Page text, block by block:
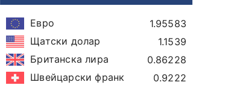
Евро
1.95583
Щатски долар
1.1539
Британска лира
0.86228
Швейцарски франк
0.9222